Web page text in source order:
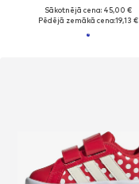
Sākotnējā cena: 45,00 €
Pēdējā zemākā cena:19,13 €